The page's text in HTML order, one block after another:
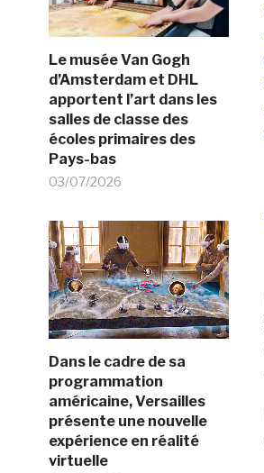
Le musée Van Gogh
d’Amsterdam et DHL
apportent l’art dans les
salles de classe des
écoles primaires des
Pays-bas
03/07/2026
Dans le cadre de sa
programmation
américaine, Versailles
présente une nouvelle
expérience en réalité
virtuelle